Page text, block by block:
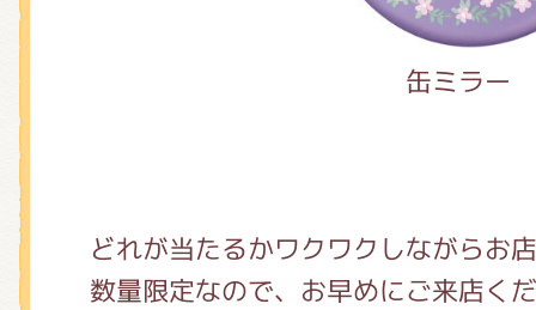
缶ミラー
どれが当たるかワクワクしながらお
数量限定なので、お早めにご来店く